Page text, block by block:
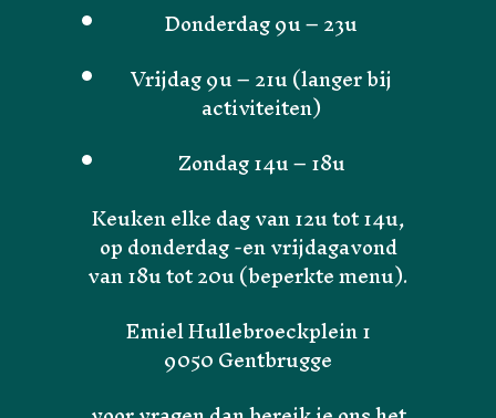
Donderdag 9u – 23u
Vrijdag 9u – 21u (langer bij
activiteiten)
Zondag 14u – 18u
Keuken elke dag van 12u tot 14u,
op donderdag -en vrijdagavond
van 18u tot 20u (beperkte menu).
Emiel Hullebroeckplein 1
9050 Gentbrugge